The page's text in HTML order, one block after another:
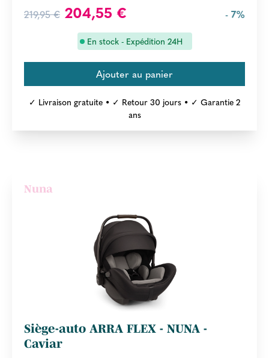
219,95 € 204,55 € - 7%
En stock - Expédition 24H
✓ Livraison gratuite • ✓ Retour 30 jours • ✓ Garantie 2
ans
Nuna
Siège-auto ARRA FLEX - NUNA -
Caviar